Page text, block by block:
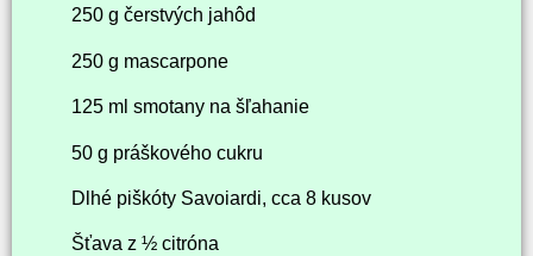
250 g čerstvých jahôd
250 g mascarpone
125 ml smotany na šľahanie
50 g práškového cukru
Dlhé piškóty Savoiardi, cca 8 kusov
Šťava z ½ citróna